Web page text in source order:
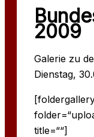
2009
Galerie zu
Dienstag,
title=““]